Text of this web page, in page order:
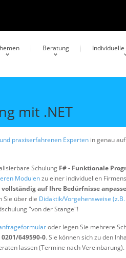
Beratung
mit .NET
praxiserfahrenen Experten in genau
Schulung F# - Funktionale
Modulenzu einer individuellen
vollständig auf Ihre Bedürfnisse
Sie über die Didaktik/Vorgehensweise
"von der Stange"!
oder legen Sie mehrere
0201/649590-0. Sie können sich zu den
lassen (Termine nach Vereinbarung).